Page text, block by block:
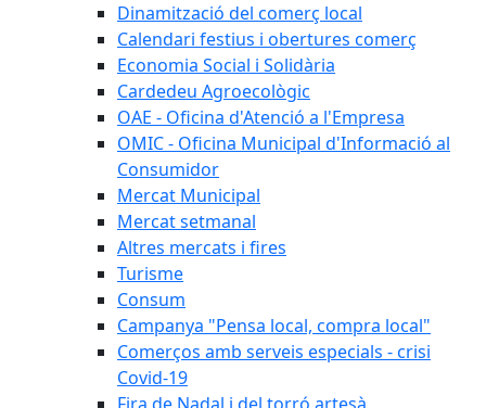
Dinamització del comerç local
Calendari festius i obertures comerç
Economia Social i Solidària
Cardedeu Agroecològic
OAE - Oficina d'Atenció a l'Empresa
OMIC - Oficina Municipal d'Informació al
Consumidor
Mercat Municipal
Mercat setmanal
Altres mercats i fires
Turisme
Consum
Campanya "Pensa local, compra local"
Comerços amb serveis especials - crisi
Covid-19